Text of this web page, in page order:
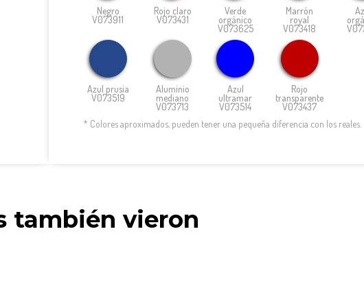
Negro
V073911
Rojo claro
V073431
Verde
orgánico
V073625
Marrón
royal
V073418
Azul prusia
V073519
Aluminio
mediano
V073713
Azul
ultramar
V073514
Rojo
transparente
V073437
* Colores aproximados, pueden tener una pequeña diferencia con los reales.
también vieron